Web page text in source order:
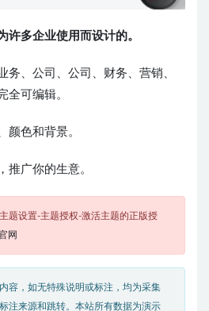
许多企业使用而设计的。
务、公司、公司、财务、营销、
全可编辑。
颜色和背景。
推广你的生意。
题设置-主题授权-激活主题的正版授
网
容，如无特殊说明或标注，均为采集
注来源和跳转。本站所有数据为演示